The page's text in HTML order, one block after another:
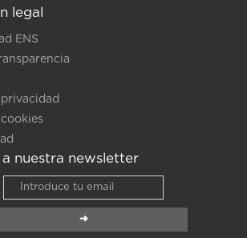
legal
ENS
nuestra newsletter